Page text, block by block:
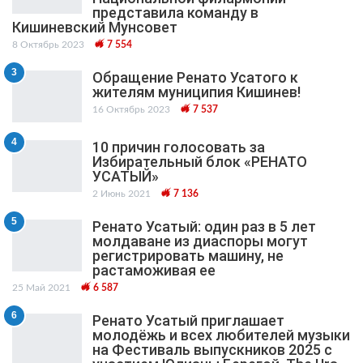
представила команду в
Кишиневский Мунсовет
8 Октябрь 2023 7 554
3
Обращение Ренато Усатого к
жителям муниципия Кишинев!
16 Октябрь 2023 7 537
4
10 причин голосовать за
Избирательный блок «РЕНАТО
УСАТЫЙ»
2 Июнь 2021 7 136
5
Ренато Усатый: один раз в 5 лет
молдаване из диаспоры могут
регистрировать машину, не
растаможивая ее
25 Май 2021 6 587
6
Ренато Усатый приглашает
молодёжь и всех любителей музыки
на Фестиваль выпускников 2025 с